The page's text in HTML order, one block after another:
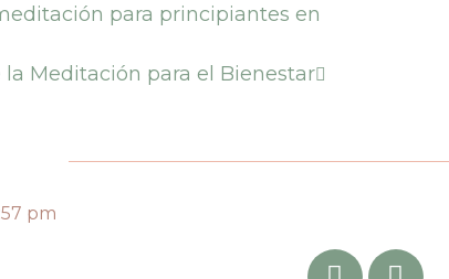
para principiantes en
Meditación para el Bienestar
pm